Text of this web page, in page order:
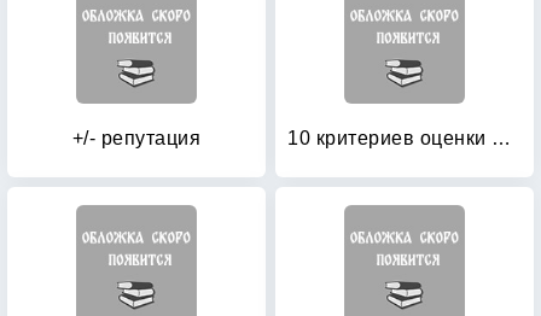
+/- репутация 10 критериев оценки персонала